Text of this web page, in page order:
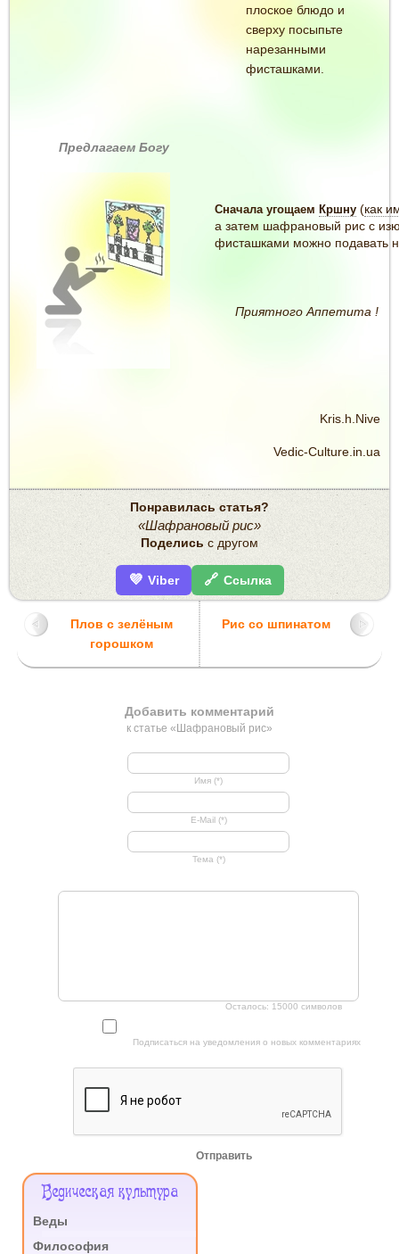
плоское блюдо и
сверху посыпьте
нарезанными
фисташками.
Предлагаем Богу
Сначала угощаем Кршну (как
а затем шафрановый рис с
фисташками можно подавать
Приятного Аппетита !
Kris.h.Nive
Vedic-Culture.in.ua
Понравилась статья?
«Шафрановый рис»
Поделись с другом
💜 Viber 🔗 Ссылка
Плов с зелёным
горошком
Рис со шпинатом
Добавить комментарий
к статье «Шафрановый рис»
Имя (*)
E-Mail (*)
Тема (*)
Осталось: 15000 символов
Подписаться на уведомления о новых комментариях
Отправить
Меню
Ведическая культура
Веды
Философия